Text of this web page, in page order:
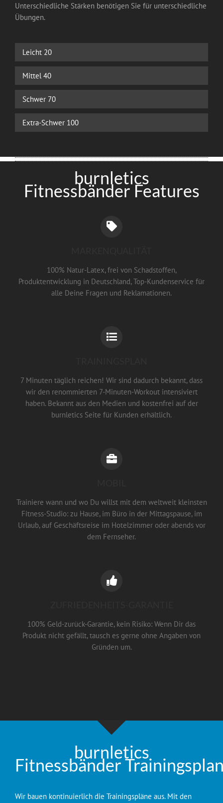
Unterschiedliche Stärken benötigen Sie für unterschiedliche
Übungen.
Leicht 20
Mittel 40
Schwer 70
Extra-Schwer 100
burnletics
Fitnessbänder Features
100% Natur-Latex, frei von Schadstoffen,
Produktentwicklung in Deutschland, Top-Kundenservice für
alle Deine Fragen und Reklamationen.
7 Minuten täglich reichen! Wir sind dadurch bekannt, dass
wir den renommierten 7-Minuten-Workout intensiviert
haben. Bekannt aus den Medien und kostenfrei auf der
burnletics Seite für Kunden erhältlich.
Trainiere wann und wo Du willst mit dem weltweit kleinsten
Fitness-Studio: zu Hause, im Büro in der Mittagspause, im
Urlaub, auf Geschäftsreise im Hotelzimmer oder abends vor
dem Fernseher.
100% Geld-zurück-Garantie, kein Risiko: Wenn Dir das
Produkt nicht gefällt, tausch es gerne ohne Angaben von
Gründen um.
burnletics
Fitnessbänder
Wir bauen kontinuierlich die Trainingspläne aus. Mit den